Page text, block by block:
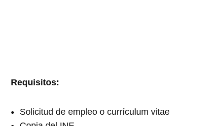
Requisitos:
Solicitud de empleo o currículum vitae